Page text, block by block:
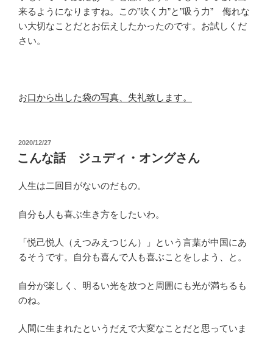
来るようになりますね。この”吹く力”と”吸う力” 侮れな
い大切なことだとお伝えしたかったのです。お試しくだ
さい。
お口から出した袋の写真、失礼致します。
投
稿
日:
2020/12/27
こんな話 ジュディ・オングさん
人生は二回目がないのだもの。
自分も人も喜ぶ生き方をしたいわ。
「悦己悦人（えつみえつじん）」という言葉が中国にあ
るそうです。自分も喜んで人も喜ぶことをしよう、と。
自分が楽しく、明るい光を放つと周囲にも光が満ちるも
のね。
人間に生まれたというだえで大変なことだと思っていま